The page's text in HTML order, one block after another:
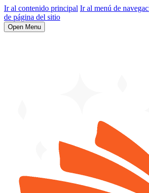
Ir al contenido principal Ir al menú de
de página del sitio
Open Menu